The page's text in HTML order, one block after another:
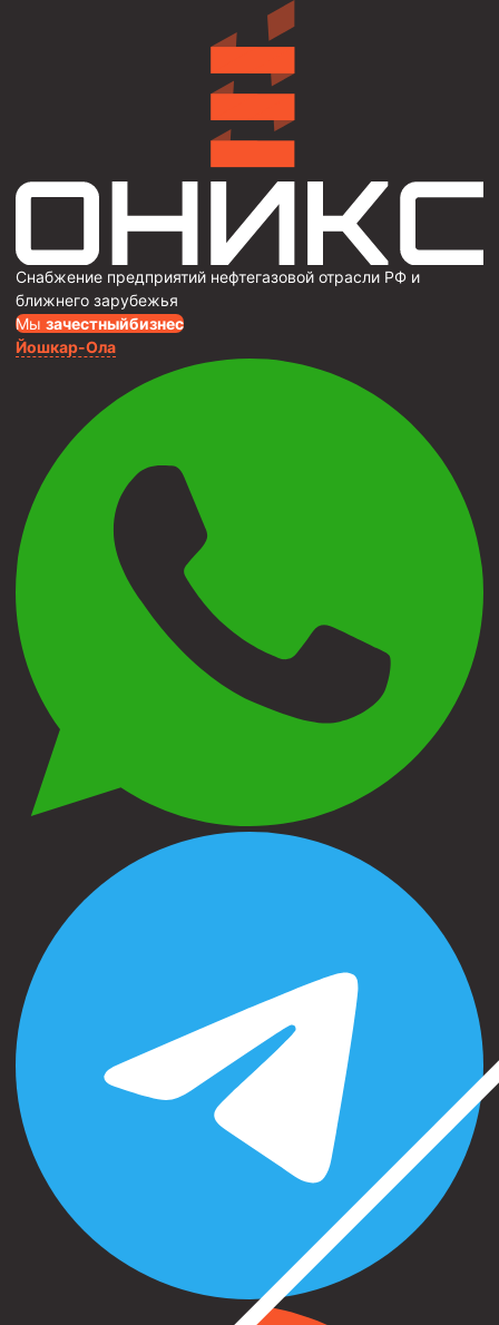
Снабжение предприятий нефтегазовой отрасли РФ и
ближнего зарубежья
Мы зачестныйбизнес
Йошкар-Ола